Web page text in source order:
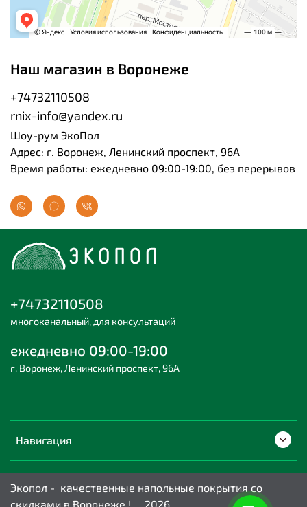
Наш магазин в Воронеже
+74732110508
rnix-info@yandex.ru
Шоу-рум ЭкоПол
Адрес: г. Воронеж, Ленинский проспект, 96А
Время работы: ежедневно 09:00-19:00, без перерывов
Навигация
+74732110508
многоканальный, для консультаций
ежедневно 09:00-19:00
г. Воронеж, Ленинский проспект, 96А
Экопол - качественные напольные покрытия со
скидками в Воронеже ! 2026